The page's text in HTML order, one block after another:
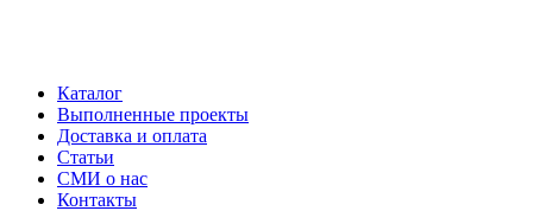
Каталог
Выполненные проекты
Доставка и оплата
Статьи
СМИ о нас
Контакты